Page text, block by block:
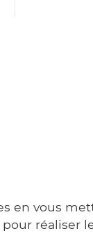
en vous
réaliser